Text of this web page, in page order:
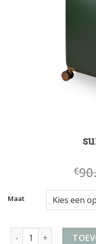
€
Maat
suitsuit sale aantal